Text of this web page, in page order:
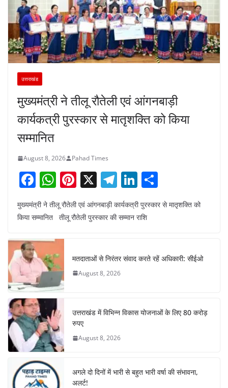
उत्तराखंड
मुख्यमंत्री ने तीलू रौतेली एवं आंगनबाड़ी
कार्यकत्री पुरस्कार से मातृशक्ति को किया
सम्मानित
August 8, 2026 Pahad Times
F
a
c
b
o
o
k
W
h
at
A
p
p
Pi
nt
er
X T
el
e
m
Li
n
k
n
h
ar
मुख्यमंत्री ने तीलू रौतेली एवं आंगनबाड़ी कार्यकत्री पुरस्कार से मातृशक्ति को
किया सम्मानित तीलू रौतेली पुरस्कार की सम्मान राशि
मतदाताओं से निरंतर संवाद करते रहें अधिकारी: सीईओ
August 8, 2026
उत्तराखंड में विभिन्न विकास योजनाओं के लिए 80 करोड़
रुपए
August 8, 2026
अगले दो दिनों में भारी से बहुत भारी वर्षा की संभावना,
अलर्ट!